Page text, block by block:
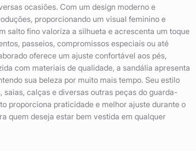
ocasiões. Com um design moderno e
proporcionando um visual feminino e
salto fino valoriza a silhueta e acrescenta um toque
passeios, compromissos especiais ou até
oferece um ajuste confortável aos pés,
com materiais de qualidade, a sandália apresenta
sua beleza por muito mais tempo. Seu estilo
calças e diversas outras peças do guarda-
proporciona praticidade e melhor ajuste durante o
quem deseja estar bem vestida em qualquer